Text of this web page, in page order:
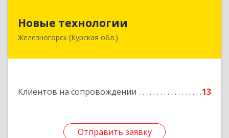
Новые технологии
Железногорск (Курская обл.)
Клиентов на сопровождении 13
Отправить заявку
307170, Курская обл, Железногорский р-н,
Подробнее
Отправить заявку